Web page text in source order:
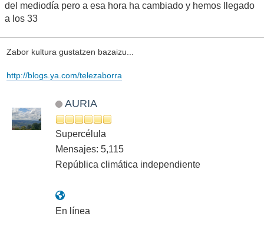
del mediodía pero a esa hora ha cambiado y hemos llegado
a los 33
Zabor kultura gustatzen bazaizu...
http://blogs.ya.com/telezaborra
AURIA
Supercélula
Mensajes: 5,115
República climática independiente
En línea